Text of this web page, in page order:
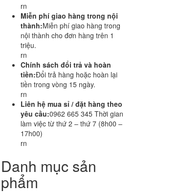
rn
Miễn phí giao hàng trong nội
thành:Miễn phí giao hàng trong
nội thành cho đơn hàng trên 1
triệu.
rn
Chính sách đổi trả và hoàn
tiền:Đổi trả hàng hoặc hoàn lại
tiền trong vòng 15 ngày.
rn
Liên hệ mua sỉ / đặt hàng theo
yêu cầu:0962 665 345 Thời gian
làm việc từ thứ 2 – thứ 7 (8h00 –
17h00)
rn
Danh mục sản
phẩm